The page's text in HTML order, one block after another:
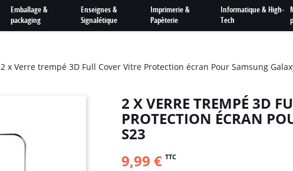
Emballage &
packaging
Enseignes &
Signalétique
Imprimerie &
Papèterie
Informatique & High-
Tech
2 x Verre trempé 3D Full Cover Vitre Protection écran Pour Samsung
2 X VERRE TREMPÉ 3D
PROTECTION ÉCRAN
S23
9,99 € TTC